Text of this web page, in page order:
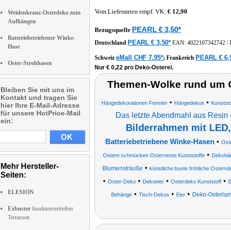
Weidenkranz-Osterdeko zum
Aufhängen
Batteriebetriebener Winke-
Hase
Oster-Strohhasen
Bleiben Sie mit uns im
Kontakt und tragen Sie
hier Ihre E-Mail-Adresse
für unsere HotPrice-Mail
ein:
Mehr Hersteller-
Seiten:
ELESION
Exbuster Insektenvertreiber
Terrassen
Vom Lieferanten empf. VK: € 12,90
Bezugsquelle PEARL € 3,50*
Deutschland PEARL € 3,50* EAN: 4022107342742 /
Schweiz eMall CHF 7.95*; Frankreich PEARL €
Nur € 0,22 pro Deko-Osterei.
Themen-Wolke rund um
Hängedekorationen Fenster• Hängedekos •
Das letzte Abendmahl aus Resin
Bilderrahmen mit
Batteriebetriebene Winke-Hasen •
Ostern schmücken Osterneste Kunststoffe •
Blumensträuße • künstliche bunte fröhliche
• Oster-Deko• Dekoeier• Osterdeko Kunststoff•
Behänge • Tisch-Dekos • Eier • Deko-